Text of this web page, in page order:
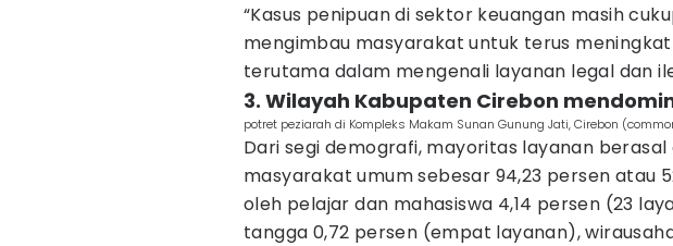
“Kasus penipuan di sektor keuangan masih
mengimbau masyarakat untuk terus
terutama dalam mengenali layanan legal dan
3. Wilayah Kabupaten Cirebon
potret peziarah di Kompleks Makam Sunan Gunung Jati, Cirebon
Dari segi demografi, mayoritas layanan
masyarakat umum sebesar 94,23 persen atau
oleh pelajar dan mahasiswa 4,14 persen (23
tangga 0,72 persen (empat layanan),